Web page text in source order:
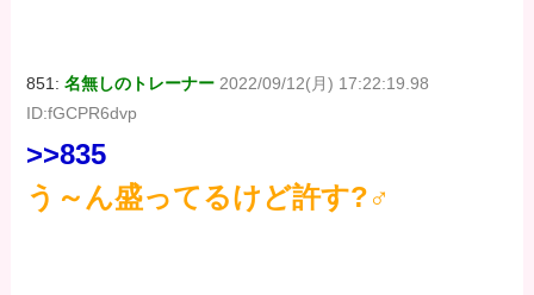
851:名無しのトレーナー 2022/09/12(月) 17:22:19.98
ID:fGCPR6dvp
>>835
う～ん盛ってるけど許す?‍♂